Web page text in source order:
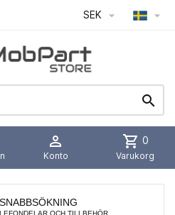
SEK  


Konto
shopping_cart 0
Varukorg
SNABBSÖKNING
OCH TILLBEHÖR